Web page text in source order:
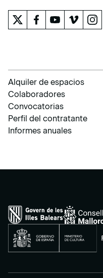
Alquiler de espacios
Colaboradores
Convocatorias
Perfil del contratante
Informes anuales